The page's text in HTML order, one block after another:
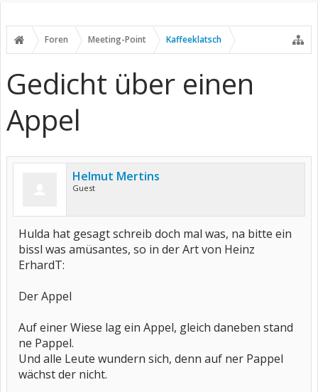
Foren Meeting-Point Kaffeeklatsch
Gedicht über einen
Appel
Helmut Mertins
Guest
Hulda hat gesagt schreib doch mal was, na bitte ein
bissl was amüsantes, so in der Art von Heinz
ErhardT:
Der Appel
Auf einer Wiese lag ein Appel, gleich daneben stand
ne Pappel.
Und alle Leute wundern sich, denn auf ner Pappel
wächst der nicht.